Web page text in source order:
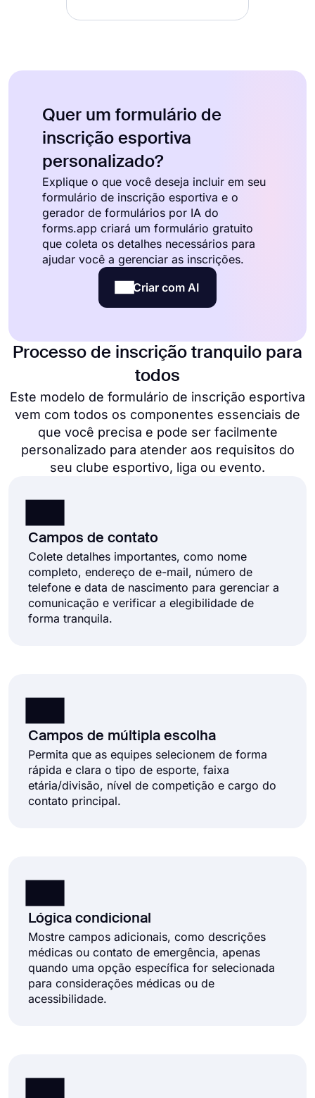
Quer um formulário de
inscrição esportiva
personalizado?
Explique o que você deseja incluir em seu
formulário de inscrição esportiva e o
gerador de formulários por IA do
forms.app criará um formulário gratuito
que coleta os detalhes necessários para
ajudar você a gerenciar as inscrições.
Criar com AI
Processo de inscrição tranquilo para
todos
Este modelo de formulário de inscrição esportiva
vem com todos os componentes essenciais de
que você precisa e pode ser facilmente
personalizado para atender aos requisitos do
seu clube esportivo, liga ou evento.
Campos de contato
Colete detalhes importantes, como nome
completo, endereço de e-mail, número de
telefone e data de nascimento para gerenciar a
comunicação e verificar a elegibilidade de
forma tranquila.
Campos de múltipla escolha
Permita que as equipes selecionem de forma
rápida e clara o tipo de esporte, faixa
etária/divisão, nível de competição e cargo do
contato principal.
Lógica condicional
Mostre campos adicionais, como descrições
médicas ou contato de emergência, apenas
quando uma opção específica for selecionada
para considerações médicas ou de
acessibilidade.